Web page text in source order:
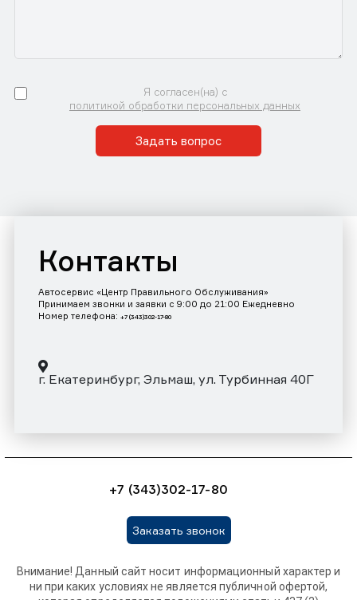
Я согласен(на) с
политикой обработки персональных данных
Задать вопрос
Контакты
Автосервис «Центр Правильного Обслуживания»
Принимаем звонки и заявки с 9:00 до 21:00 Ежедневно
Номер телефона: +7 (343)302-17-80
г. Екатеринбург, Эльмаш, ул. Турбинная 40Г
+7 (343)302-17-80
Заказать звонок
Внимание! Данный сайт носит информационный характер и
ни при каких условиях не является публичной офертой,